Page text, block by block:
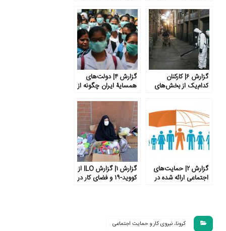
اعتبارات خرد
گزارش ۶| کارکنان
کدام‌یک از بخش‌های
متأثر شده‌اند؟
گزارش ۴| دولت‌های
همسایۀ ایران چگونه از
آسیب‌پذیر در برابر
بحران کرونا حمایت
می‌کنند؟
گزارش ۲| حمایت‌های
اجتماعی ارائه شده در
گزارش ۱| گزارش ILO از
کووید-۱۹ و فضای کار در
کرونا، نیروی کار و حمایت اجتماعی